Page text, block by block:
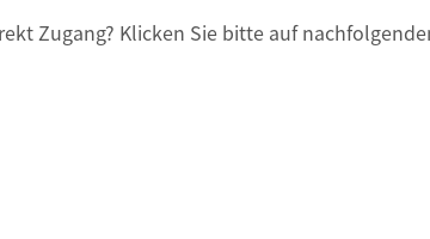
Zugang? Klicken Sie bitte auf